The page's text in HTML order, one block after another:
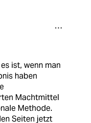
ist, wenn man
haben
Machtmittel
Methode.
Seiten jetzt